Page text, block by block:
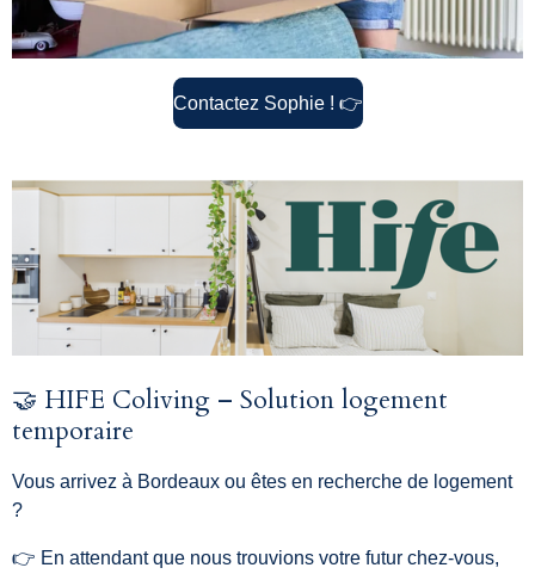
Contactez Sophie ! 👉
🤝 HIFE Coliving – Solution logement
temporaire
Vous arrivez à Bordeaux ou êtes en recherche de logement
?
👉 En attendant que nous trouvions votre futur chez-vous,